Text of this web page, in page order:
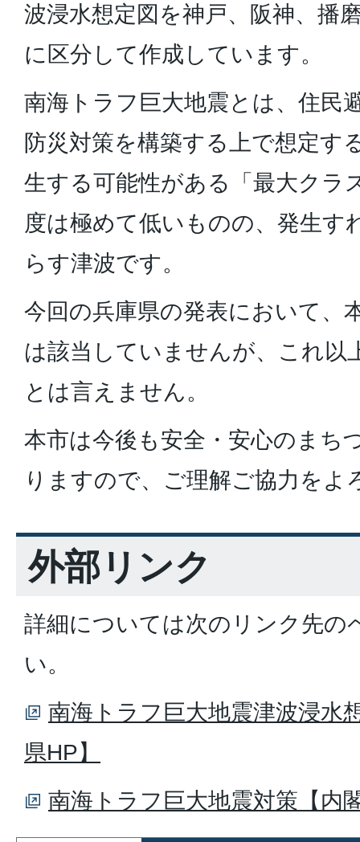
波浸水想定図を神戸、阪神、播
に区分して作成しています。
南海トラフ巨大地震とは、住民
防災対策を構築する上で想定す
生する可能性がある「最大クラ
度は極めて低いものの、発生す
らす津波です。
今回の兵庫県の発表において、
は該当していませんが、これ以
とは言えません。
本市は今後も安全・安心のまち
りますので、ご理解ご協力をよ
外部リンク
詳細については次のリンク先の
い。
南海トラフ巨大地震津波浸水
県HP】
南海トラフ巨大地震対策【内